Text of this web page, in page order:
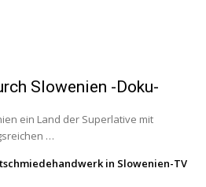
Slowenien -Doku-
ein Land der Superlative mit
…
in Slowenien-TV